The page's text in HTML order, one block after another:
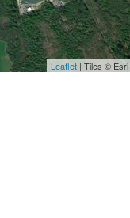
Leaflet | Tiles ©